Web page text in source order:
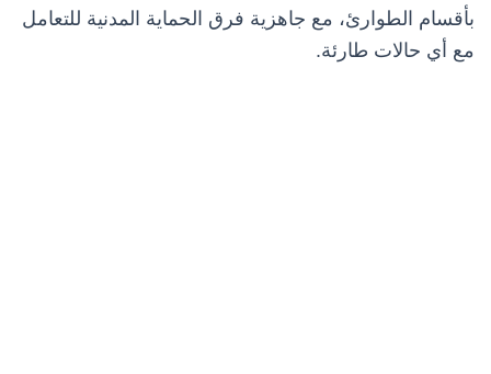
بأقسام الطوارئ، مع جاهزية فرق الحماية المدنية للتعامل
مع أي حالات طارئة.